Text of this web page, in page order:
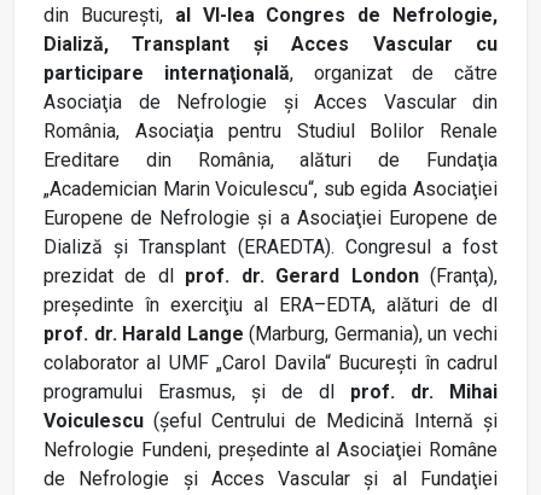
din Bucureşti, al VI-lea Congres de Nefrologie,
Dializă, Transplant şi Acces Vascular cu
participare internaţională, organizat de către
Asociaţia de Nefrologie şi Acces Vascular din
România, Asociaţia pentru Studiul Bolilor Renale
Ereditare din România, alături de Fundaţia
„Academician Marin Voiculescu“, sub egida Asociaţiei
Europene de Nefrologie şi a Asociaţiei Europene de
Dializă şi Transplant (ERAEDTA). Congresul a fost
prezidat de dl prof. dr. Gerard London(Franţa),
preşedinte în exerciţiu al ERA–EDTA, alături de dl
prof. dr. Harald Lange (Marburg, Germania), un vechi
colaborator al UMF „Carol Davila“ Bucureşti în cadrul
programului Erasmus, şi de dl prof. dr. Mihai
Voiculescu (şeful Centrului de Medicină Internă şi
Nefrologie Fundeni, preşedinte al Asociaţiei Române
de Nefrologie şi Acces Vascular şi al Fundaţiei